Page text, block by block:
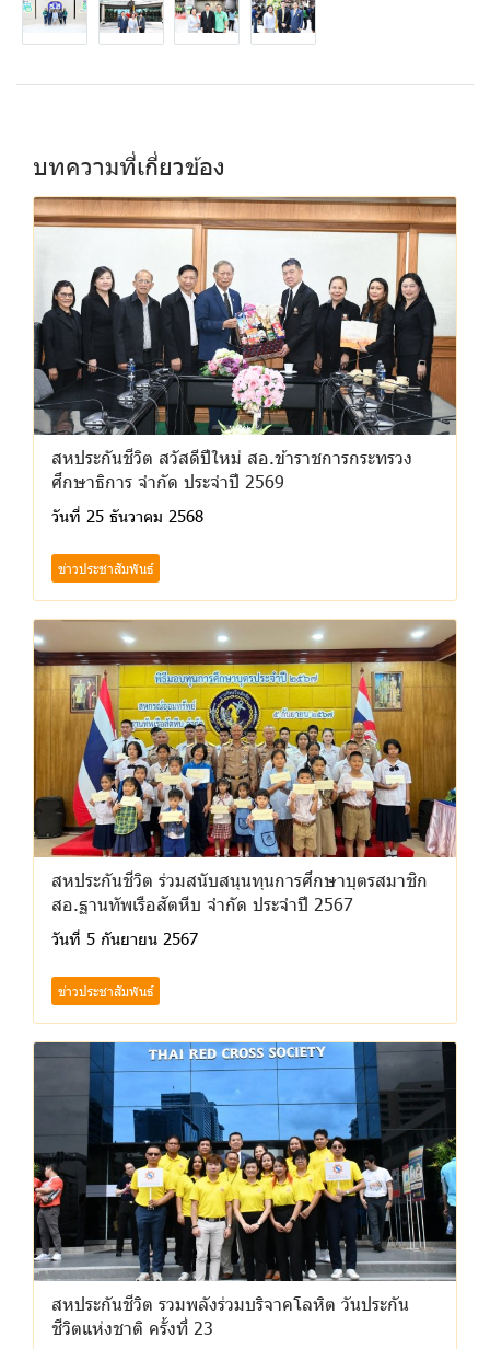
บทความที่เกี่ยวข้อง
สหประกันชีวิต สวัสดีปีใหม่ สอ.ข้าราชการกระทรวง
ศึกษาธิการ จำกัด ประจำปี 2569
วันที่ 25 ธันวาคม 2568
ข่าวประชาสัมพันธ์
สหประกันชีวิต ร่วมสนับสนุนทุนการศึกษาบุตรสมาชิก
สอ.ฐานทัพเรือสัตหีบ จํากัด ประจําปี 2567
วันที่ 5 กันยายน 2567
ข่าวประชาสัมพันธ์
สหประกันชีวิต รวมพลังร่วมบริจาคโลหิต วันประกัน
ชีวิตแห่งชาติ ครั้งที่ 23